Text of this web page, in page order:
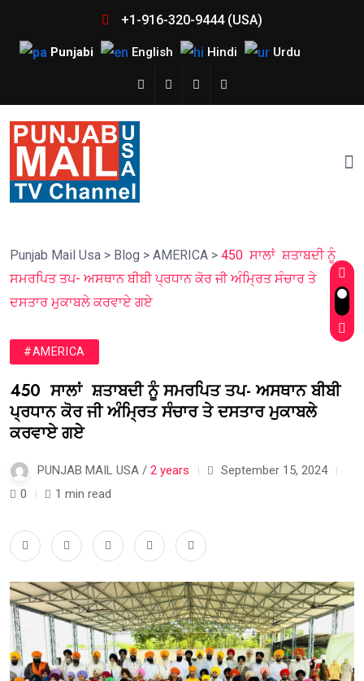
+1-916-320-9444 (USA)
Punjabi English Hindi Urdu
Punjab Mail Usa > Blog > AMERICA > 450 ਸਾਲਾਂ ਸ਼ਤਾਬਦੀ ਨੂੰ
ਸਮਰਪਿਤ ਤਪ- ਅਸਥਾਨ ਬੀਬੀ ਪ੍ਰਧਾਨ ਕੋਰ ਜੀ ਅੰਮ੍ਰਿਤ ਸੰਚਾਰ ਤੇ
ਦਸਤਾਰ ਮੁਕਾਬਲੇ ਕਰਵਾਏ ਗਏ
#AMERICA
450 ਸਾਲਾਂ ਸ਼ਤਾਬਦੀ ਨੂੰ ਸਮਰਪਿਤ ਤਪ- ਅਸਥਾਨ ਬੀਬੀ
ਪ੍ਰਧਾਨ ਕੋਰ ਜੀ ਅੰਮ੍ਰਿਤ ਸੰਚਾਰ ਤੇ ਦਸਤਾਰ ਮੁਕਾਬਲੇ
ਕਰਵਾਏ ਗਏ
PUNJAB MAIL USA / 2 years
September 15, 2024
0
1 min read